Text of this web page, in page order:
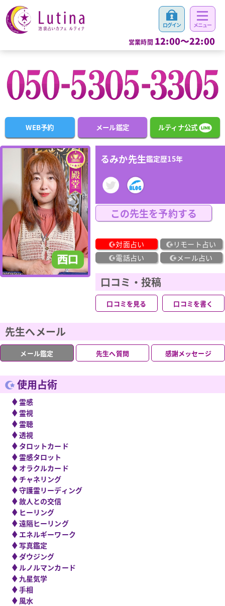
営業時間 12:00～22:00
WEB予約 メール鑑定 ルティナ公式
るみか先生鑑定歴15年
この先生を予約する
対面占い
リモート占い
電話占い
メール占い
口コミ・投稿
口コミを見る 口コミを書く
先生へメール
メール鑑定 先生へ質問 感謝メッセージ
使用占術
◆ 霊感
◆ 霊視
◆ 霊聴
◆透視
◆ タロットカード
◆ 霊感タロット
◆ オラクルカード
◆ チャネリング
◆守護霊リーディング
◆故人との交信
◆ ヒーリング
◆遠隔ヒーリング
◆ エネルギーワーク
◆写真鑑定
◆ダウジング
◆ ルノルマンカード
◆ 九星気学
◆手相
◆ 風水